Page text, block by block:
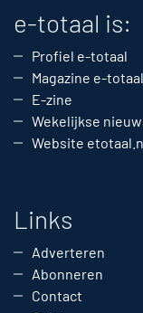
e-totaal is:
Profiel e-totaal
Magazine e-totaal
E-zine
Wekelijkse
Website
Links
Adverteren
Abonneren
Contact